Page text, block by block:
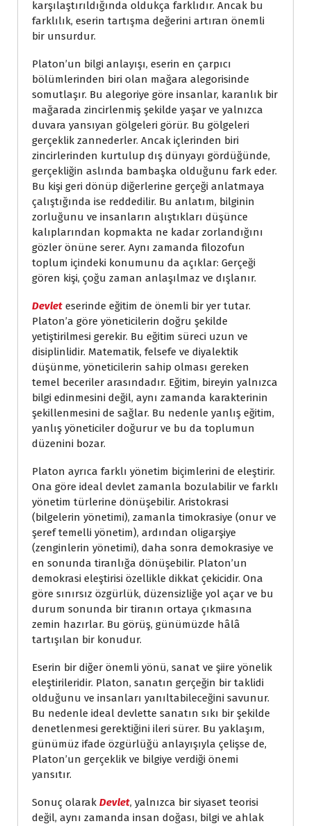
karşılaştırıldığında oldukça farklıdır. Ancak bu
farklılık, eserin tartışma değerini artıran önemli
bir unsurdur.
Platon’un bilgi anlayışı, eserin en çarpıcı
bölümlerinden biri olan mağara alegorisinde
somutlaşır. Bu alegoriye göre insanlar, karanlık bir
mağarada zincirlenmiş şekilde yaşar ve yalnızca
duvara yansıyan gölgeleri görür. Bu gölgeleri
gerçeklik zannederler. Ancak içlerinden biri
zincirlerinden kurtulup dış dünyayı gördüğünde,
gerçekliğin aslında bambaşka olduğunu fark eder.
Bu kişi geri dönüp diğerlerine gerçeği anlatmaya
çalıştığında ise reddedilir. Bu anlatım, bilginin
zorluğunu ve insanların alıştıkları düşünce
kalıplarından kopmakta ne kadar zorlandığını
gözler önüne serer. Aynı zamanda filozofun
toplum içindeki konumunu da açıklar: Gerçeği
gören kişi, çoğu zaman anlaşılmaz ve dışlanır.
Devlet eserinde eğitim de önemli bir yer tutar.
Platon’a göre yöneticilerin doğru şekilde
yetiştirilmesi gerekir. Bu eğitim süreci uzun ve
disiplinlidir. Matematik, felsefe ve diyalektik
düşünme, yöneticilerin sahip olması gereken
temel beceriler arasındadır. Eğitim, bireyin yalnızca
bilgi edinmesini değil, aynı zamanda karakterinin
şekillenmesini de sağlar. Bu nedenle yanlış eğitim,
yanlış yöneticiler doğurur ve bu da toplumun
düzenini bozar.
Platon ayrıca farklı yönetim biçimlerini de eleştirir.
Ona göre ideal devlet zamanla bozulabilir ve farklı
yönetim türlerine dönüşebilir. Aristokrasi
(bilgelerin yönetimi), zamanla timokrasiye (onur ve
şeref temelli yönetim), ardından oligarşiye
(zenginlerin yönetimi), daha sonra demokrasiye ve
en sonunda tiranlığa dönüşebilir. Platon’un
demokrasi eleştirisi özellikle dikkat çekicidir. Ona
göre sınırsız özgürlük, düzensizliğe yol açar ve bu
durum sonunda bir tiranın ortaya çıkmasına
zemin hazırlar. Bu görüş, günümüzde hâlâ
tartışılan bir konudur.
Eserin bir diğer önemli yönü, sanat ve şiire yönelik
eleştirileridir. Platon, sanatın gerçeğin bir taklidi
olduğunu ve insanları yanıltabileceğini savunur.
Bu nedenle ideal devlette sanatın sıkı bir şekilde
denetlenmesi gerektiğini ileri sürer. Bu yaklaşım,
günümüz ifade özgürlüğü anlayışıyla çelişse de,
Platon’un gerçeklik ve bilgiye verdiği önemi
yansıtır.
Sonuç olarak Devlet, yalnızca bir siyaset teorisi
değil, aynı zamanda insan doğası, bilgi ve ahlak